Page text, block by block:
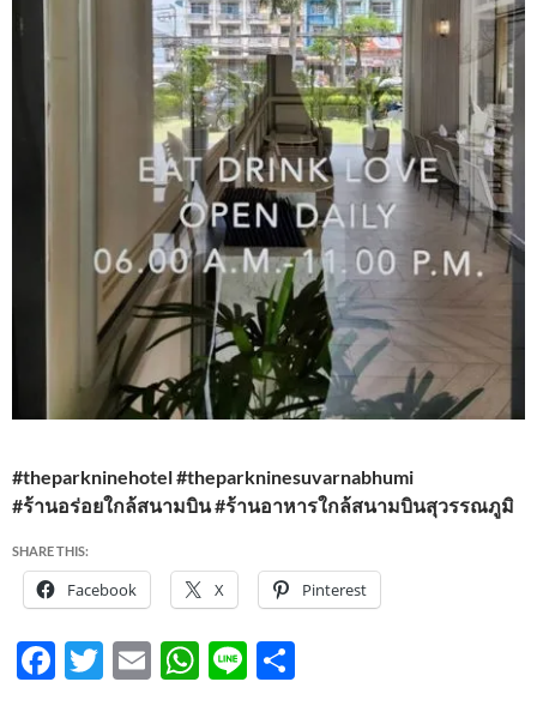
#theparkninehotel #theparkninesuvarnabhumi
#ร้านอร่อยใกล้สนามบิน #ร้านอาหารใกล้สนามบินสุวรรณภูมิ
SHARE THIS:
Facebook X Pinterest
F
T
E
W Li